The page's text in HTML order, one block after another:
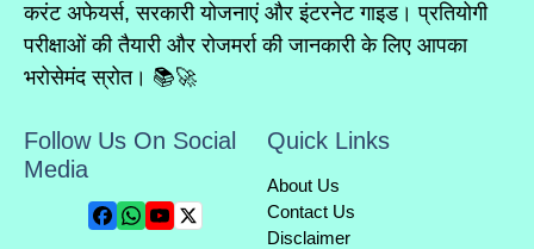
करंट अफेयर्स, सरकारी योजनाएं और इंटरनेट गाइड। प्रतियोगी
परीक्षाओं की तैयारी और रोजमर्रा की जानकारी के लिए आपका
भरोसेमंद स्रोत। 📚🚀
Follow Us On Social
Media
Quick Links
About Us
Contact Us
Disclaimer